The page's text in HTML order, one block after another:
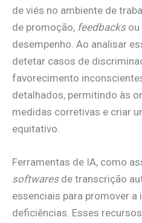
de viés no ambiente de
de promoção, feedbacksou
desempenho. Ao analisar
detetar casos de
favorecimento
detalhados, permitindo às
medidas corretivas e criar
equitativo.
Ferramentas de IA, como
softwaresde transcrição
essenciais para promover
deficiências. Esses